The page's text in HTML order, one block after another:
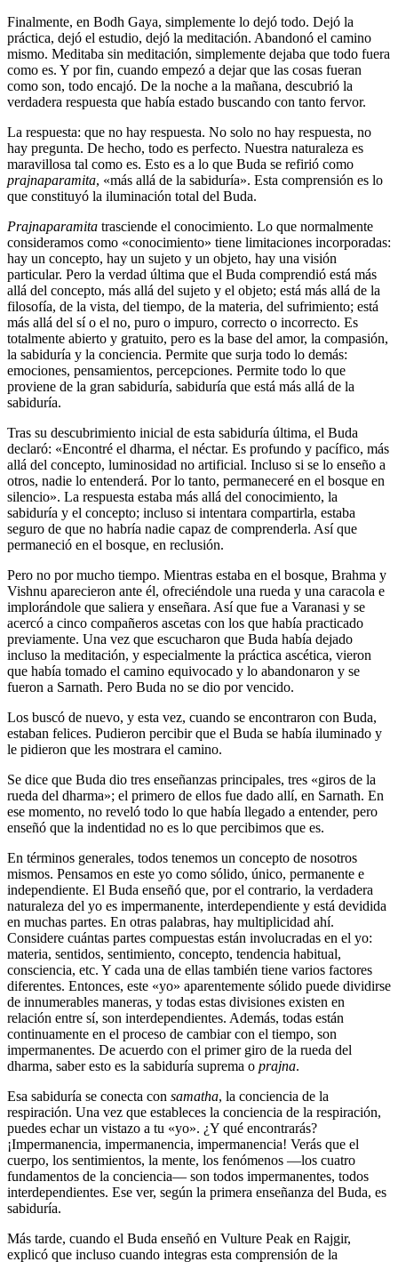
Finalmente, en Bodh Gaya, simplemente lo dejó todo. Dejó la
práctica, dejó el estudio, dejó la meditación. Abandonó el camino
mismo. Meditaba sin meditación, simplemente dejaba que todo fuera
como es. Y por fin, cuando empezó a dejar que las cosas fueran
como son, todo encajó. De la noche a la mañana, descubrió la
verdadera respuesta que había estado buscando con tanto fervor.
La respuesta: que no hay respuesta. No solo no hay respuesta, no
hay pregunta. De hecho, todo es perfecto. Nuestra naturaleza es
maravillosa tal como es. Esto es a lo que Buda se refirió como
prajnaparamita, «más allá de la sabiduría». Esta comprensión es lo
que constituyó la iluminación total del Buda.
Prajnaparamita trasciende el conocimiento. Lo que normalmente
consideramos como «conocimiento» tiene limitaciones incorporadas:
hay un concepto, hay un sujeto y un objeto, hay una visión
particular. Pero la verdad última que el Buda comprendió está más
allá del concepto, más allá del sujeto y el objeto; está más allá de la
filosofía, de la vista, del tiempo, de la materia, del sufrimiento; está
más allá del sí o el no, puro o impuro, correcto o incorrecto. Es
totalmente abierto y gratuito, pero es la base del amor, la compasión,
la sabiduría y la conciencia. Permite que surja todo lo demás:
emociones, pensamientos, percepciones. Permite todo lo que
proviene de la gran sabiduría, sabiduría que está más allá de la
sabiduría.
Tras su descubrimiento inicial de esta sabiduría última, el Buda
declaró: «Encontré el dharma, el néctar. Es profundo y pacífico, más
allá del concepto, luminosidad no artificial. Incluso si se lo enseño a
otros, nadie lo entenderá. Por lo tanto, permaneceré en el bosque en
silencio». La respuesta estaba más allá del conocimiento, la
sabiduría y el concepto; incluso si intentara compartirla, estaba
seguro de que no habría nadie capaz de comprenderla. Así que
permaneció en el bosque, en reclusión.
Pero no por mucho tiempo. Mientras estaba en el bosque, Brahma y
Vishnu aparecieron ante él, ofreciéndole una rueda y una caracola e
implorándole que saliera y enseñara. Así que fue a Varanasi y se
acercó a cinco compañeros ascetas con los que había practicado
previamente. Una vez que escucharon que Buda había dejado
incluso la meditación, y especialmente la práctica ascética, vieron
que había tomado el camino equivocado y lo abandonaron y se
fueron a Sarnath. Pero Buda no se dio por vencido.
Los buscó de nuevo, y esta vez, cuando se encontraron con Buda,
estaban felices. Pudieron percibir que el Buda se había iluminado y
le pidieron que les mostrara el camino.
Se dice que Buda dio tres enseñanzas principales, tres «giros de la
rueda del dharma»; el primero de ellos fue dado allí, en Sarnath. En
ese momento, no reveló todo lo que había llegado a entender, pero
enseñó que la indentidad no es lo que percibimos que es.
En términos generales, todos tenemos un concepto de nosotros
mismos. Pensamos en este yo como sólido, único, permanente e
independiente. El Buda enseñó que, por el contrario, la verdadera
naturaleza del yo es impermanente, interdependiente y está devidida
en muchas partes. En otras palabras, hay multiplicidad ahí.
Considere cuántas partes compuestas están involucradas en el yo:
materia, sentidos, sentimiento, concepto, tendencia habitual,
consciencia, etc. Y cada una de ellas también tiene varios factores
diferentes. Entonces, este «yo» aparentemente sólido puede dividirse
de innumerables maneras, y todas estas divisiones existen en
relación entre sí, son interdependientes. Además, todas están
continuamente en el proceso de cambiar con el tiempo, son
impermanentes. De acuerdo con el primer giro de la rueda del
dharma, saber esto es la sabiduría suprema o prajna.
Esa sabiduría se conecta con samatha, la conciencia de la
respiración. Una vez que estableces la conciencia de la respiración,
puedes echar un vistazo a tu «yo». ¿Y qué encontrarás?
¡Impermanencia, impermanencia, impermanencia! Verás que el
cuerpo, los sentimientos, la mente, los fenómenos ―los cuatro
fundamentos de la conciencia― son todos impermanentes, todos
interdependientes. Ese ver, según la primera enseñanza del Buda, es
sabiduría.
Más tarde, cuando el Buda enseñó en Vulture Peak en Rajgir,
explicó que incluso cuando integras esta comprensión de la